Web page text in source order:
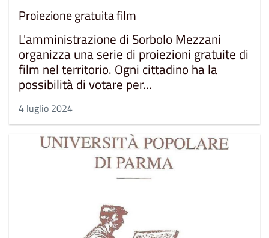
Proiezione gratuita film
L'amministrazione di Sorbolo Mezzani
organizza una serie di proiezioni gratuite di
film nel territorio. Ogni cittadino ha la
possibilità di votare per...
4 luglio 2024